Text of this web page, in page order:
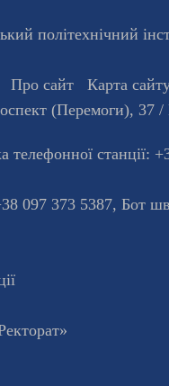
політехнічний
Про сайт Карта
(Перемоги), 37 /
телефонної станцiї:
097 373 5387, Бот